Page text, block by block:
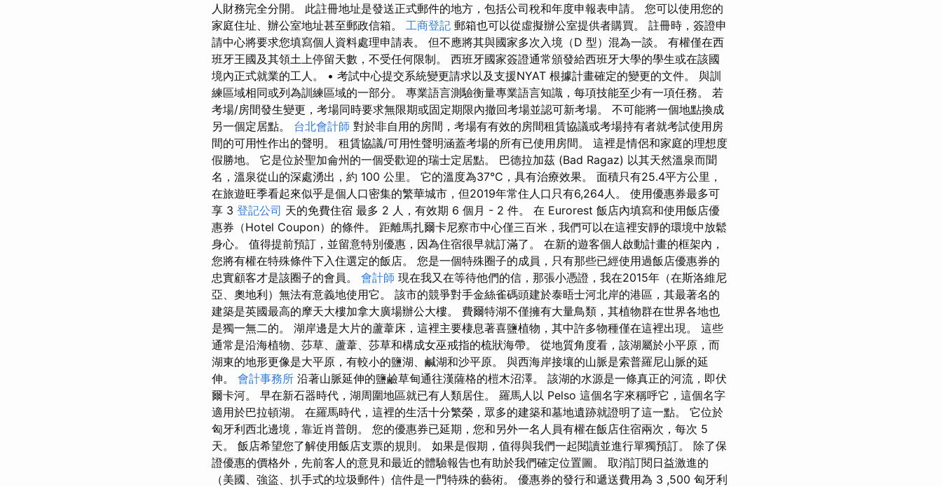
人財務完全分開。 此註冊地址是發送正式郵件的地方，包括公司稅和年度申報表申請。 您可以使用您的
家庭住址、辦公室地址甚至郵政信箱。 工商登記 郵箱也可以從虛擬辦公室提供者購買。 註冊時，簽證申
請中心將要求您填寫個人資料處理申請表。 但不應將其與國家多次入境（D 型）混為一談。 有權僅在西
班牙王國及其領土上停留天數，不受任何限制。 西班牙國家簽證通常頒發給西班牙大學的學生或在該國
境內正式就業的工人。 • 考試中心提交系統變更請求以及支援NYAT 根據計畫確定的變更的文件。 與訓
練區域相同或列為訓練區域的一部分。 專業語言測驗衡量專業語言知識，每項技能至少有一項任務。 若
考場/房間發生變更，考場同時要求無限期或固定期限內撤回考場並認可新考場。 不可能將一個地點換成
另一個定居點。 台北會計師 對於非自用的房間，考場有有效的房間租賃協議或考場持有者就考試使用房
間的可用性作出的聲明。 租賃協議/可用性聲明涵蓋考場的所有已使用房間。 這裡是情侶和家庭的理想度
假勝地。 它是位於聖加侖州的一個受歡迎的瑞士定居點。 巴德拉加茲 (Bad Ragaz) 以其天然溫泉而聞
名，溫泉從山的深處湧出，約 100 公里。 它的溫度為37°C，具有治療效果。 面積只有25.4平方公里，
在旅遊旺季看起來似乎是個人口密集的繁華城市，但2019年常住人口只有6,264人。 使用優惠券最多可
享 3 登記公司 天的免費住宿 最多 2 人，有效期 6 個月 - 2 件。 在 Eurorest 飯店內填寫和使用飯店優
惠券（Hotel Coupon）的條件。 距離馬扎爾卡尼察市中心僅三百米，我們可以在這裡安靜的環境中放鬆
身心。 值得提前預訂，並留意特別優惠，因為住宿很早就訂滿了。 在新的遊客個人啟動計畫的框架內，
您將有權在特殊條件下入住選定的飯店。 您是一個特殊圈子的成員，只有那些已經使用過飯店優惠券的
忠實顧客才是該圈子的會員。 會計師 現在我又在等待他們的信，那張小憑證，我在2015年（在斯洛維尼
亞、奧地利）無法有意義地使用它。 該市的競爭對手金絲雀碼頭建於泰晤士河北岸的港區，其最著名的
建築是英國最高的摩天大樓加拿大廣場辦公大樓。 費爾特湖不僅擁有大量鳥類，其植物群在世界各地也
是獨一無二的。 湖岸邊是大片的蘆葦床，這裡主要棲息著喜鹽植物，其中許多物種僅在這裡出現。 這些
通常是沿海植物、莎草、蘆葦、莎草和構成女巫戒指的梳狀海帶。 從地質角度看，該湖屬於小平原，而
湖東的地形更像是大平原，有較小的鹽湖、鹹湖和沙平原。 與西海岸接壤的山脈是索普羅尼山脈的延
伸。 會計事務所 沿著山脈延伸的鹽鹼草甸通往漢薩格的榿木沼澤。 該湖的水源是一條真正的河流，即伏
爾卡河。 早在新石器時代，湖周圍地區就已有人類居住。 羅馬人以 Pelso 這個名字來稱呼它，這個名字
適用於巴拉頓湖。 在羅馬時代，這裡的生活十分繁榮，眾多的建築和墓地遺跡就證明了這一點。 它位於
匈牙利西北邊境，靠近肖普朗。 您的優惠券已延期，您和另外一名人員有權在飯店住宿兩次，每次 5
天。 飯店希望您了解使用飯店支票的規則。 如果是假期，值得與我們一起閱讀並進行單獨預訂。 除了保
證優惠的價格外，先前客人的意見和最近的體驗報告也有助於我們確定位置圖。 取消訂閱日益激進的
（美國、強盜、扒手式的垃圾郵件）信件是一門特殊的藝術。 優惠券的發行和遞送費用為 3 ,500 匈牙利